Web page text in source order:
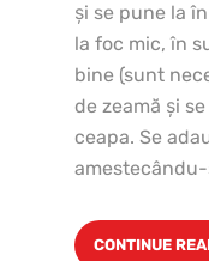
şi se pune la
la foc mic, în
bine (sunt
de zeamă şi
ceapa. Se
CONTINUE